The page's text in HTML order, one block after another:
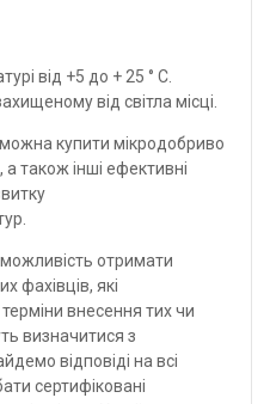
від +5 до + 25 ° С.
від світла місці.
купити мікродобриво
а також інші ефективні
отримати
фахівців, які
внесення тих чи
визначитися з
відповіді на всі
сертифіковані